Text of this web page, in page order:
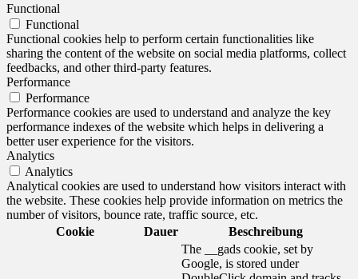
Functional
Functional
Functional cookies help to perform certain functionalities like
sharing the content of the website on social media platforms, collect
feedbacks, and other third-party features.
Performance
Performance
Performance cookies are used to understand and analyze the key
performance indexes of the website which helps in delivering a
better user experience for the visitors.
Analytics
Analytics
Analytical cookies are used to understand how visitors interact with
the website. These cookies help provide information on metrics the
number of visitors, bounce rate, traffic source, etc.
Cookie
Dauer Beschreibung
The __gads cookie, set by
Google, is stored under